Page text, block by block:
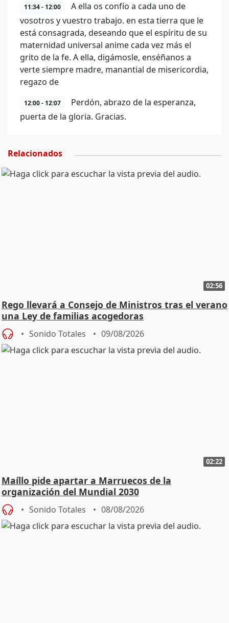
11:34 - 12:00
A ella os confío a cada uno de
vosotros y vuestro trabajo. en esta tierra que le
está consagrada, deseando que el espíritu de su
maternidad universal anime cada vez más el
grito de la fe. A ella, digámosle, enséñanos a
verte siempre madre, manantial de misericordia,
regazo de
12:00 - 12:07
Perdón, abrazo de la esperanza,
puerta de la gloria. Gracias.
Relacionados
02:56
Rego llevará a Consejo de Ministros tras el verano
una Ley de familias acogedoras
Sonido Totales 09/08/2026
02:22
Maíllo pide apartar a Marruecos de la
organización del Mundial 2030
Sonido Totales 08/08/2026